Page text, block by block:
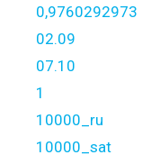
0,9760292973
02.09
07.10
1
10000_ru
10000_sat